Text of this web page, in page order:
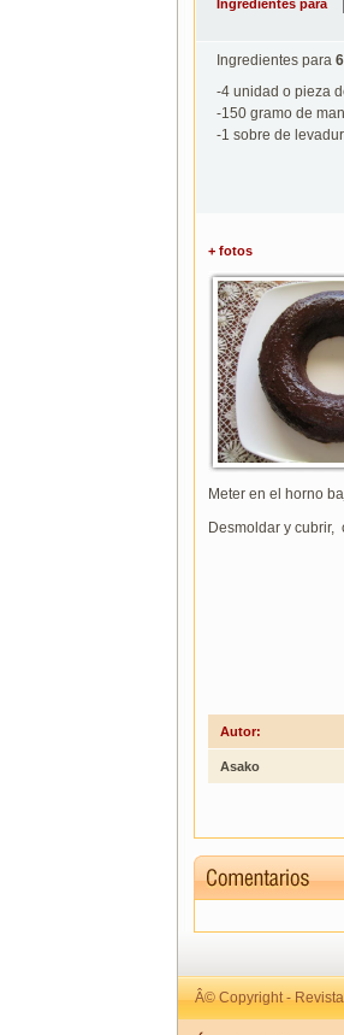
Ingredientes para
Ingredientes para 6
-4 unidad o pieza
-150 gramo de
-1 sobre de
+ fotos
Meter en el horno
Desmoldar y cubrir,
Autor:
Asako
Â© Copyright -